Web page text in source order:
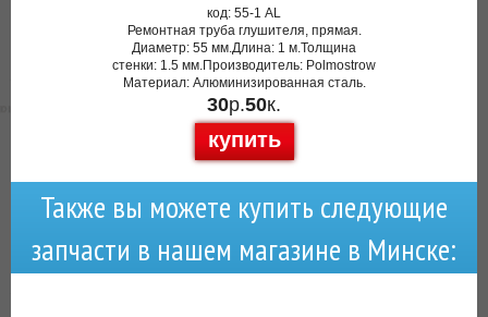
код: 55-1 AL
Ремонтная труба глушителя, прямая.
Диаметр: 55 мм.Длина: 1 м.Толщина
стенки: 1.5 мм.Производитель: Polmostrow
Материал: Алюминизированная сталь.
30р.50к.
купить
Также вы можете купить следующие
запчасти в нашем магазине в Минске: